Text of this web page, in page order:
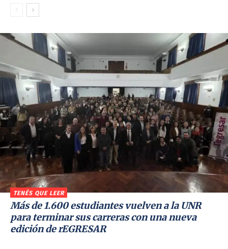
TENÉS QUE LEER
Más de 1.600 estudiantes vuelven a la UNR
para terminar sus carreras con una nueva
edición de rEGRESAR